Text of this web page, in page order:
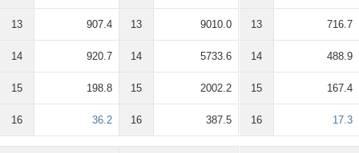
13 907.4
14 920.7
15 198.8
16 36.2
13 9010.0
14 5733.6
15 2002.2
16 387.5
13 716.7
14 488.9
15 167.4
16 17.3